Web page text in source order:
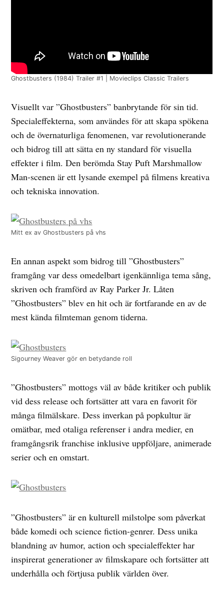
Ghostbusters (1984) Trailer #1 | Movieclips Classic Trailers
Visuellt var ”Ghostbusters” banbrytande för sin tid.
Specialeffekterna, som användes för att skapa spökena
och de övernaturliga fenomenen, var revolutionerande
och bidrog till att sätta en ny standard för visuella
effekter i film. Den berömda Stay Puft Marshmallow
Man-scenen är ett lysande exempel på filmens kreativa
och tekniska innovation.
Mitt ex av Ghostbusters på vhs
En annan aspekt som bidrog till ”Ghostbusters”
framgång var dess omedelbart igenkännliga tema sång,
skriven och framförd av Ray Parker Jr. Låten
”Ghostbusters” blev en hit och är fortfarande en av de
mest kända filmteman genom tiderna.
Sigourney Weaver gör en betydande roll
”Ghostbusters” mottogs väl av både kritiker och publik
vid dess release och fortsätter att vara en favorit för
många filmälskare. Dess inverkan på popkultur är
omätbar, med otaliga referenser i andra medier, en
framgångsrik franchise inklusive uppföljare, animerade
serier och en omstart.
”Ghostbusters” är en kulturell milstolpe som påverkat
både komedi och science fiction-genrer. Dess unika
blandning av humor, action och specialeffekter har
inspirerat generationer av filmskapare och fortsätter att
underhålla och förtjusa publik världen över.